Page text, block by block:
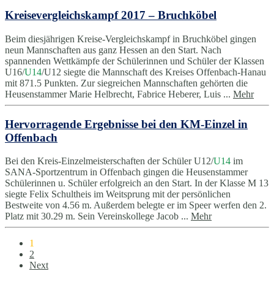
Kreisevergleichskampf 2017 – Bruchköbel
Beim diesjährigen Kreise-Vergleichskampf in Bruchköbel gingen
neun Mannschaften aus ganz Hessen an den Start. Nach
spannenden Wettkämpfe der Schülerinnen und Schüler der Klassen
U16/U14/U12 siegte die Mannschaft des Kreises Offenbach-Hanau
mit 871.5 Punkten. Zur siegreichen Mannschaften gehörten die
Heusenstammer Marie Helbrecht, Fabrice Heberer, Luis ... Mehr
Hervorragende Ergebnisse bei den KM-Einzel in
Offenbach
Bei den Kreis-Einzelmeisterschaften der Schüler U12/U14 im
SANA-Sportzentrum in Offenbach gingen die Heusenstammer
Schülerinnen u. Schüler erfolgreich an den Start. In der Klasse M 13
siegte Felix Schultheis im Weitsprung mit der persönlichen
Bestweite von 4.56 m. Außerdem belegte er im Speer werfen den 2.
Platz mit 30.29 m. Sein Vereinskollege Jacob ... Mehr
1
2
Next